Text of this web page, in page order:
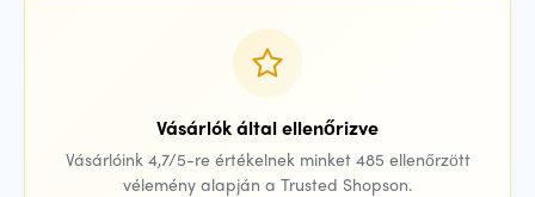
Vásárlók által ellenőrizve
Vásárlóink 4,7/5-re értékelnek minket 485 ellenőrzött
vélemény alapján a Trusted Shopson.